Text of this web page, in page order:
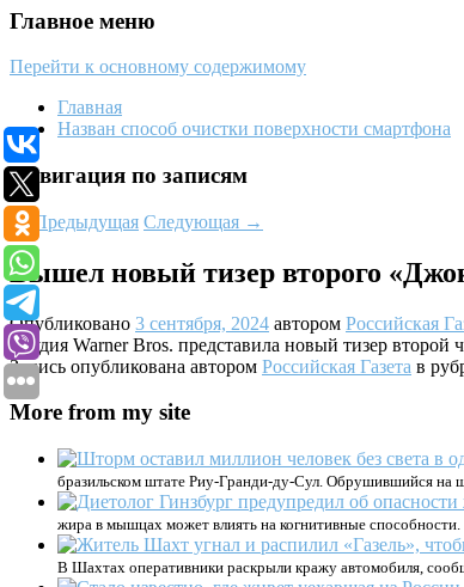
Главное меню
Перейти к основному содержимому
Главная
Назван способ очистки поверхности смартфона
Навигация по записям
←Предыдущая Следующая →
Вышел новый тизер второго
Опубликовано 3 сентября, 2024 автором Российская
Студия Warner Bros. представила новый тизер
Запись опубликована автором Российская Газета в
More from my site
бразильском штате Риу-Гранди-ду-Сул. Обрушившийся на
жира в мышцах может влиять на когнитивные способности.
В Шахтах оперативники раскрыли кражу автомобиля,